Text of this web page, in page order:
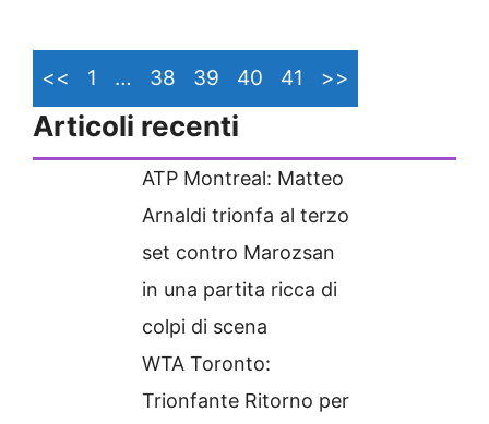
<< 1 … 38 39 40 41 >>
Articoli recenti
ATP Montreal: Matteo
Arnaldi trionfa al terzo
set contro Marozsan
in una partita ricca di
colpi di scena
WTA Toronto:
Trionfante Ritorno per